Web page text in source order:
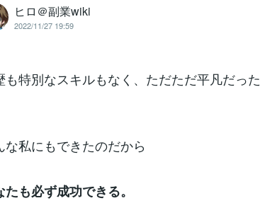
ヒロ＠副業wiki
2022/11/27 19:59
も特別なスキルもなく、ただただ平凡だった
な私にもできたのだから
たも必ず成功できる。